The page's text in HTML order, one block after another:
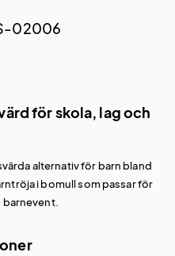
02006
för skola, lag och
alternativ för barn bland
i bomull som passar för